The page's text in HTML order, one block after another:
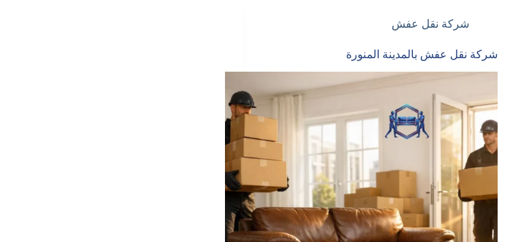
شركة نقل عفش
شركة نقل عفش بالمدينة المنورة